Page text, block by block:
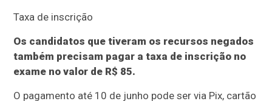
Taxa de inscrição
Os candidatos que tiveram os recursos negados
também precisam pagar a taxa de inscrição no
exame no valor de R$ 85.
O pagamento até 10 de junho pode ser via Pix, cartão